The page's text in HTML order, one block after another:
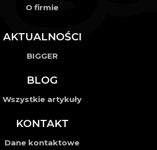
O firmie
AKTUALNOŚCI
BIGGER
BLOG
Wszystkie artykuły
KONTAKT
Dane kontaktowe